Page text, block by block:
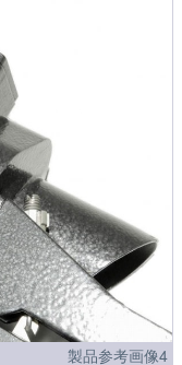
製品参考画像4